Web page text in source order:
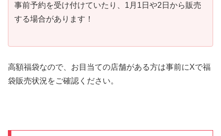
事前予約を受け付けていたり、1月1日や2日から販売
する場合があります！
高額福袋なので、お目当ての店舗がある方は事前にXで福
袋販売状況をご確認ください。